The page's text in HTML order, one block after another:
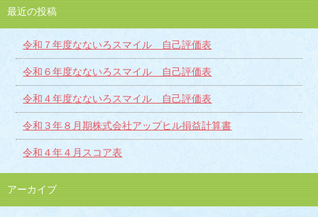
最近の投稿
令和７年度なないろスマイル 自己評価表
令和６年度なないろスマイル 自己評価表
令和４年度なないろスマイル 自己評価表
令和３年８月期株式会社アップヒル損益計算書
令和４年４月スコア表
アーカイブ